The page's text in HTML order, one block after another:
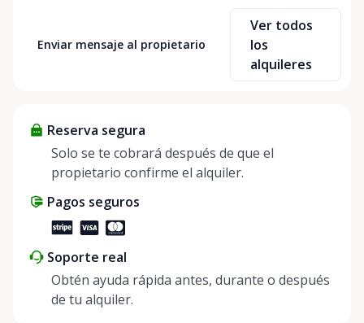
At Cody Party Rentals, we believe in the power of
sharing—giving others the chance to rent out their
items and experience the benefits of renting. It’s
positive impact on the environment. By choosing to
share instead of buy, we’re all doing our part to
make things easier on Mother Nature.
Enviar mensaje al propietario
Ver todos
los
alquileres
Reserva segura
Solo se te cobrará después de que el
propietario confirme el alquiler.
Pagos seguros
Soporte real
Obtén ayuda rápida antes, durante o después
de tu alquiler.